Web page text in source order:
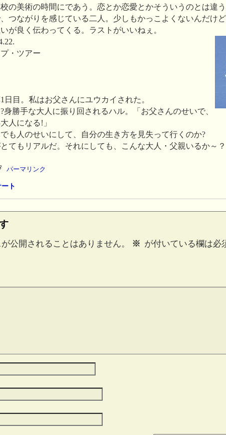
の美術の時間にであう。恋とか恋愛とかそういうのとは違
つながりを感じている二人。少しもかっこよくないんだけ
が良く伝わってくる。ラストがいいねぇ。
・ツアー
日目。私はお父さんにユウカイされた。
身勝手な大人に振り回されるハル。「お父さんのせいで、
人になる!」
も人のせいにして、自分の生き方を見失って行くのか?
てもリアルだ。それにしても、こんな大人・父親いるか～？
パーマリンク
ン
ト
公開されることはありません。 ※ が付いている欄は必